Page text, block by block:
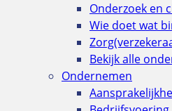
Onderzoek en
Wie doet wat
Bekijk alle
Ondernemen